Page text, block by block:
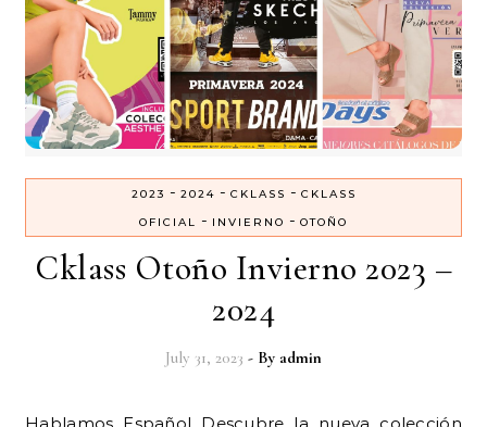
2023 - 2024 - CKLASS - CKLASS
OFICIAL - INVIERNO - OTOÑO
Cklass Otoño Invierno 2023 –
2024
July 31, 2023 - By admin